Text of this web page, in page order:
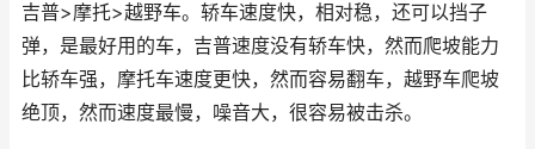
吉普>摩托>越野车。轿车速度快，相对稳，还可以挡子
弹，是最好用的车，吉普速度没有轿车快，然而爬坡能力
比轿车强，摩托车速度更快，然而容易翻车，越野车爬坡
绝顶，然而速度最慢，噪音大，很容易被击杀。